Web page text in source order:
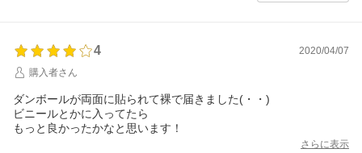
4
2020/04/07
購入者さん
ダンボールが両面に貼られて裸で届きました(・・)
ビニールとかに入ってたら
もっと良かったかなと思います！
さらに表示